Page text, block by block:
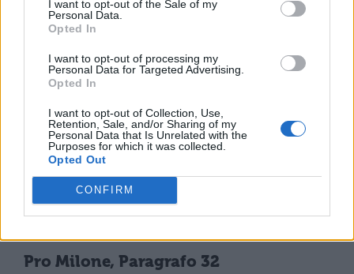
I want to opt-out of the Sale of my
Personal Data.
Opted In
I want to opt-out of processing my
Personal Data for Targeted Advertising.
Opted In
I want to opt-out of Collection, Use,
Retention, Sale, and/or Sharing of my
Personal Data that Is Unrelated with the
Purposes for which it was collected.
Opted Out
CONFIRM
TI POTREBBE INTERESSARE
LETTERATURA LATINA
Pro Milone, Paragrafo 1
LETTERATURA LATINA
Pro Milone, Paragrafo 16
LETTERATURA LATINA
Pro Milone, Paragrafo 32